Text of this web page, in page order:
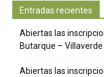
Entradas recientes
Abiertas las
Butarque –
Abiertas las